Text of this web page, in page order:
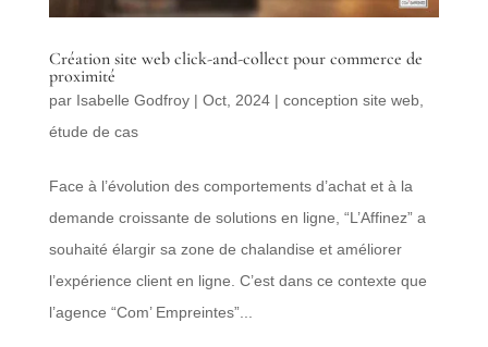
Création site web click-and-collect pour commerce de
proximité
par Isabelle Godfroy| Oct, 2024| conception site web,
étude de cas
Face à l’évolution des comportements d’achat et à la
demande croissante de solutions en ligne, “L’Affinez” a
souhaité élargir sa zone de chalandise et améliorer
l’expérience client en ligne. C’est dans ce contexte que
l’agence “Com’ Empreintes”...